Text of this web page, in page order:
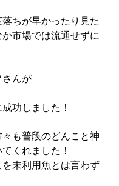
ちが早かったり見た
市場では流通せずに
んが
功しました！
も普段のどんこと神
くれました！
未利用魚とは言わず